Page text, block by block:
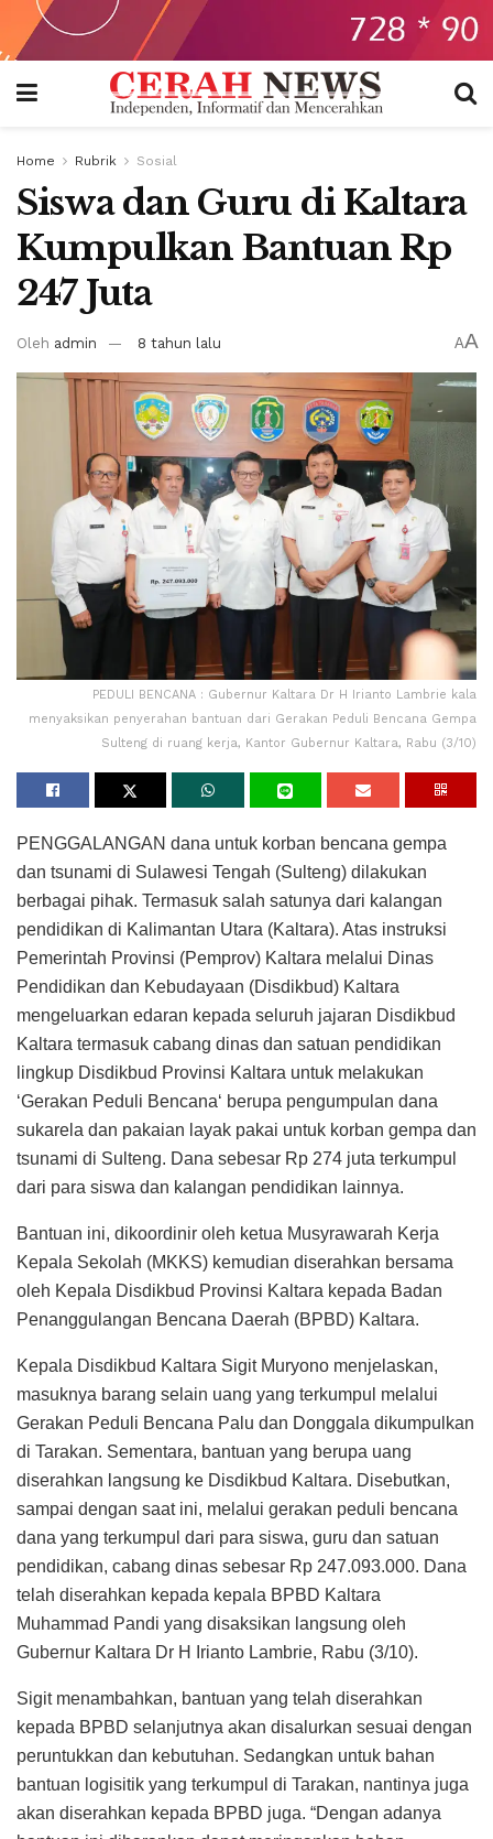
Home Rubrik Sosial
Siswa dan Guru di Kaltara
Kumpulkan Bantuan Rp
247 Juta
Oleh admin 8 tahun lalu AA
PEDULI BENCANA : Gubernur Kaltara Dr H Irianto Lambrie kala
menyaksikan penyerahan bantuan dari Gerakan Peduli Bencana Gempa
Sulteng di ruang kerja, Kantor Gubernur Kaltara, Rabu (3/10)
PENGGALANGAN dana untuk korban bencana gempa
dan tsunami di Sulawesi Tengah (Sulteng) dilakukan
berbagai pihak. Termasuk salah satunya dari kalangan
pendidikan di Kalimantan Utara (Kaltara). Atas instruksi
Pemerintah Provinsi (Pemprov) Kaltara melalui Dinas
Pendidikan dan Kebudayaan (Disdikbud) Kaltara
mengeluarkan edaran kepada seluruh jajaran Disdikbud
Kaltara termasuk cabang dinas dan satuan pendidikan
lingkup Disdikbud Provinsi Kaltara untuk melakukan
‘Gerakan Peduli Bencana‘ berupa pengumpulan dana
sukarela dan pakaian layak pakai untuk korban gempa dan
tsunami di Sulteng. Dana sebesar Rp 274 juta terkumpul
dari para siswa dan kalangan pendidikan lainnya.
Bantuan ini, dikoordinir oleh ketua Musyrawarah Kerja
Kepala Sekolah (MKKS) kemudian diserahkan bersama
oleh Kepala Disdikbud Provinsi Kaltara kepada Badan
Penanggulangan Bencana Daerah (BPBD) Kaltara.
Kepala Disdikbud Kaltara Sigit Muryono menjelaskan,
masuknya barang selain uang yang terkumpul melalui
Gerakan Peduli Bencana Palu dan Donggala dikumpulkan
di Tarakan. Sementara, bantuan yang berupa uang
diserahkan langsung ke Disdikbud Kaltara. Disebutkan,
sampai dengan saat ini, melalui gerakan peduli bencana
dana yang terkumpul dari para siswa, guru dan satuan
pendidikan, cabang dinas sebesar Rp 247.093.000. Dana
telah diserahkan kepada kepala BPBD Kaltara
Muhammad Pandi yang disaksikan langsung oleh
Gubernur Kaltara Dr H Irianto Lambrie, Rabu (3/10).
Sigit menambahkan, bantuan yang telah diserahkan
kepada BPBD selanjutnya akan disalurkan sesuai dengan
peruntukkan dan kebutuhan. Sedangkan untuk bahan
bantuan logisitik yang terkumpul di Tarakan, nantinya juga
akan diserahkan kepada BPBD juga. “Dengan adanya